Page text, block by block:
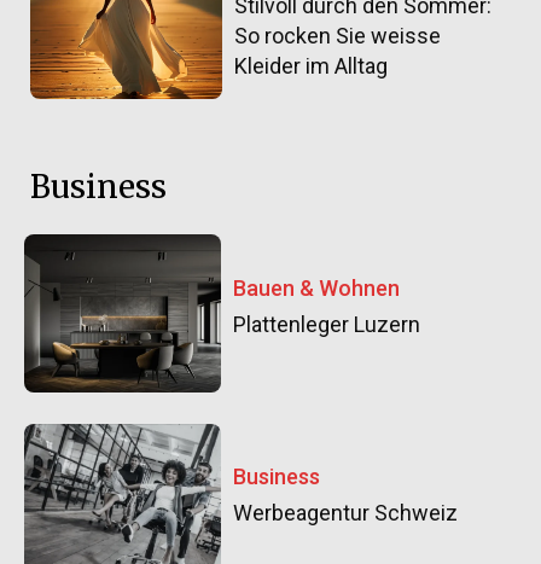
Stilvoll durch den Sommer:
So rocken Sie weisse
Kleider im Alltag
Business
Bauen & Wohnen
Plattenleger Luzern
Business
Werbeagentur Schweiz